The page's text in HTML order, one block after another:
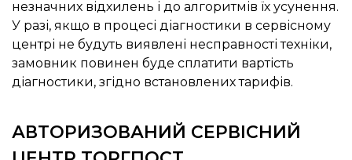
незначних відхилень і до алгоритмів їх усунення.
У разі, якщо в процесі діагностики в сервісному
центрі не будуть виявлені несправності техніки,
замовник повинен буде сплатити вартість
діагностики, згідно встановлених тарифів.
АВТОРИЗОВАНИЙ СЕРВІСНИЙ